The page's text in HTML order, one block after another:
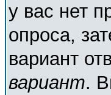
у вас нет
опроса,
вариант
вариант.